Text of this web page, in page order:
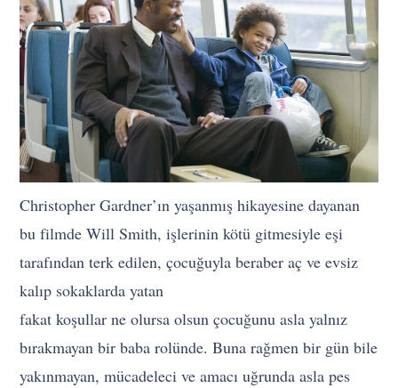
Christopher Gardner’ın yaşanmış hikayesine dayanan
bu filmde Will Smith, işlerinin kötü gitmesiyle eşi
tarafından terk edilen, çocuğuyla beraber aç ve evsiz
kalıp sokaklarda yatan
fakat koşullar ne olursa olsun çocuğunu asla yalnız
bırakmayan bir baba rolünde. Buna rağmen bir gün bile
yakınmayan, mücadeleci ve amacı uğrunda asla pes